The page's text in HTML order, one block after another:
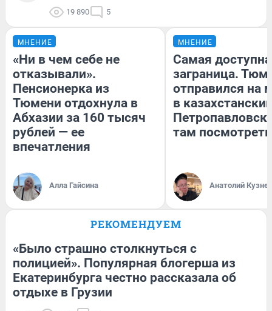
19 890 5
МНЕНИЕ
«Ни в чем себе не
отказывали».
Пенсионерка из
Тюмени отдохнула в
Абхазии за 160 тысяч
рублей — ее
впечатления
Алла Гайсина
МНЕНИЕ
Самая
заграница.
отправился на
в
там посмотреть
Анатолий
РЕКОМЕНДУЕМ
«Было страшно столкнуться с
полицией». Популярная блогерша из
Екатеринбурга честно рассказала об
отдыхе в Грузии